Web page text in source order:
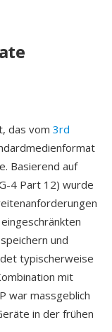
das vom 3rd
Basierend auf
4 Part 12) wurde
und
typischerweise
mit
war massgeblich
in der frühen